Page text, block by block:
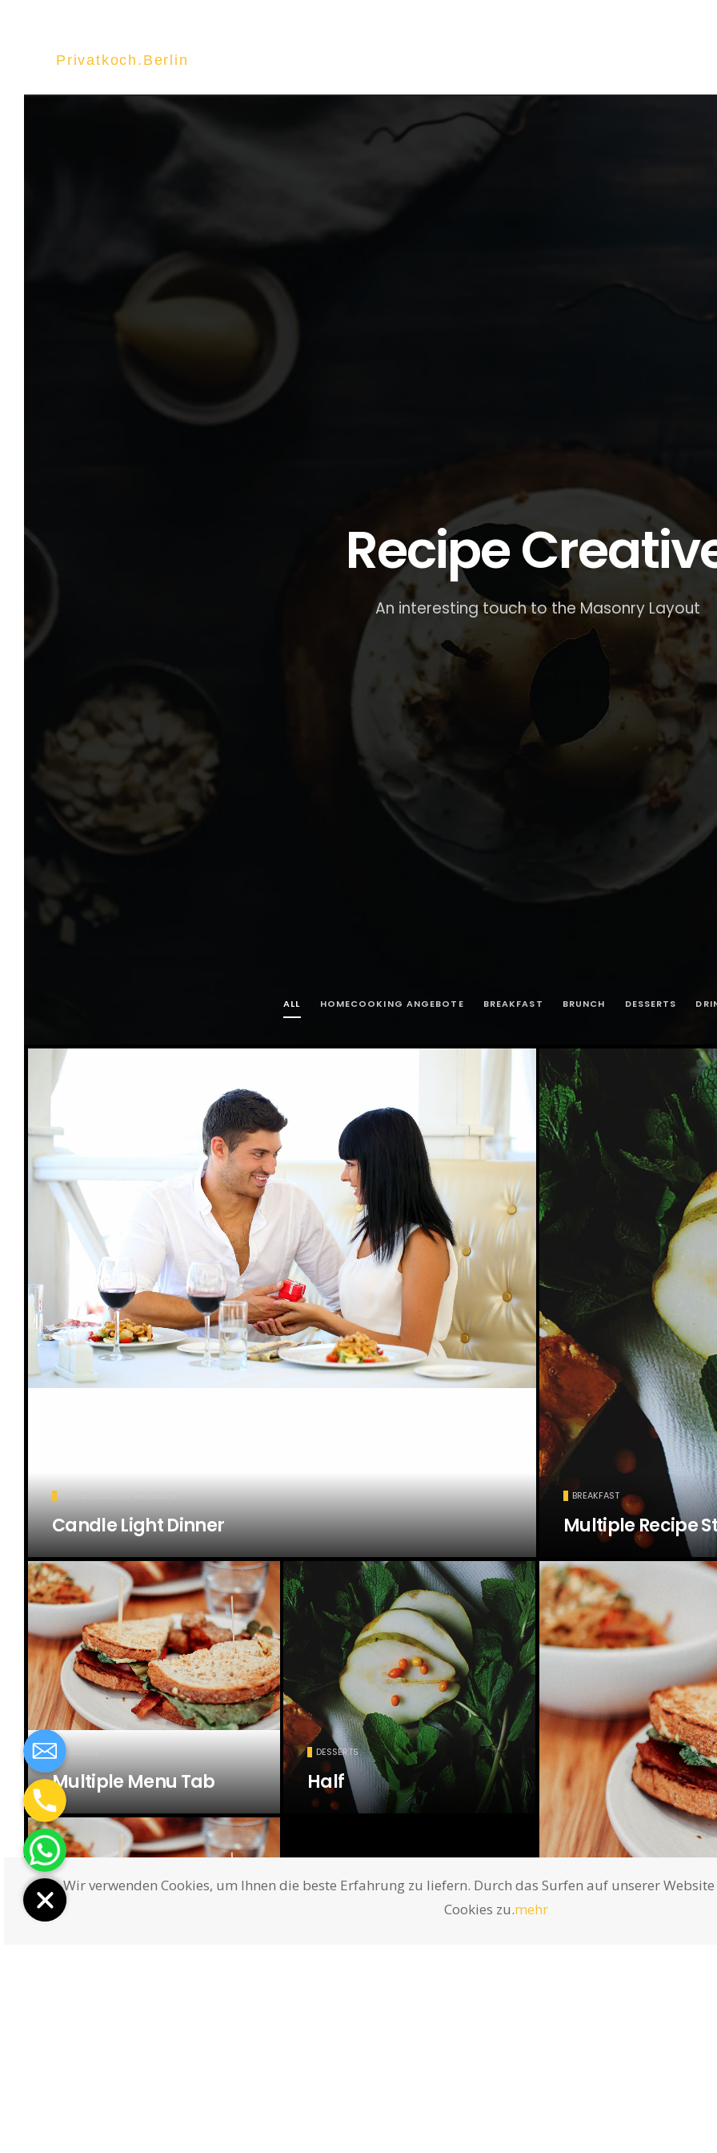
Privatkoch.Berlin
Recipe
An interesting touch to the Masonry Layout
ALL HOMECOOKING ANGEBOTE BREAKFAST BRUNCH DESSERTS
Candle Light Dinner
BREAKFAST
Multiple Recipe
BRUNCH
Multiple Menu Tab
DESSERTS
Half
Wir verwenden Cookies, um Ihnen die beste Erfahrung zu liefern. Durch das Surfen auf unserer
Cookies zu.mehr